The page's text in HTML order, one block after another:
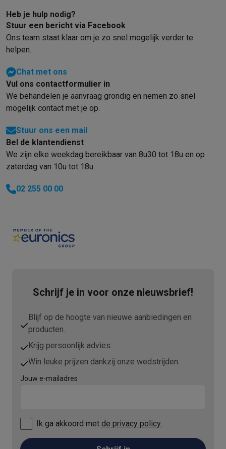
Heb je hulp nodig?
Stuur een bericht via Facebook
Ons team staat klaar om je zo snel mogelijk verder te
helpen.
Chat met ons
Vul ons contactformulier in
We behandelen je aanvraag grondig en nemen zo snel
mogelijk contact met je op.
Stuur ons een mail
Bel de klantendienst
We zijn elke weekdag bereikbaar van 8u30 tot 18u en op
zaterdag van 10u tot 18u.
02 255 00 00
Schrijf je in voor onze nieuwsbrief!
Blijf op de hoogte van nieuwe aanbiedingen en
producten.
Krijg persoonlijk advies.
Win leuke prijzen dankzij onze wedstrijden.
Jouw e-mailadres
Ik ga akkoord met de privacy policy.